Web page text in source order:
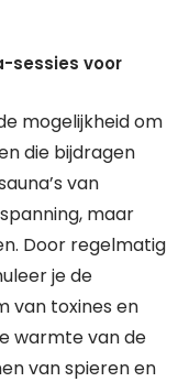
sessies voor
mogelijkheid om
die bijdragen
van
maar
Door regelmatig
je de
van toxines en
warmte van de
van spieren en